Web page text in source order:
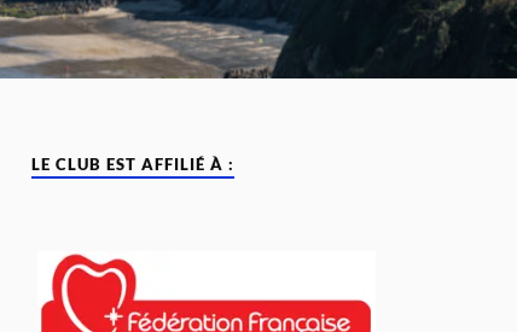
LE CLUB EST AFFILIÉ À :